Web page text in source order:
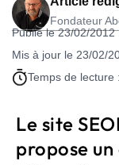
Fondateur
Publié le 23/02/2012
Mis à jour le 23/02/
Temps de lecture
Le site
propose